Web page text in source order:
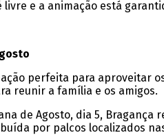
livre e a animação está
perfeita para aproveitar
reunir a família e os amigos.
de Agosto, dia 5, Bragança
por palcos localizados